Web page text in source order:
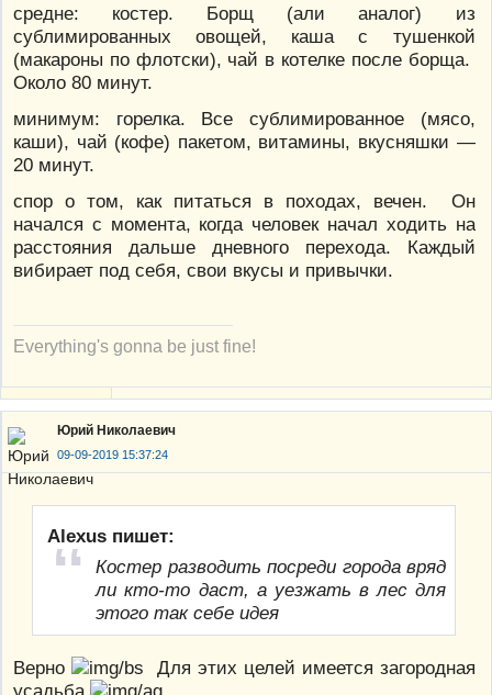
средне: костер. Борщ (али аналог) из
сублимированных овощей, каша с тушенкой
(макароны по флотски), чай в котелке после борща.
Около 80 минут.
минимум: горелка. Все сублимированное (мясо,
каши), чай (кофе) пакетом, витамины, вкусняшки —
20 минут.
спор о том, как питаться в походах, вечен. Он
начался с момента, когда человек начал ходить на
расстояния дальше дневного перехода. Каждый
вибирает под себя, свои вкусы и привычки.
Everything's gonna be just fine!
Юрий Николаевич
09-09-2019 15:37:24
Alexus пишет:
Костер разводить посреди города вряд
ли кто-то даст, а уезжать в лес для
этого так себе идея
Верно
Для этих целей имеется загородная
усадьба